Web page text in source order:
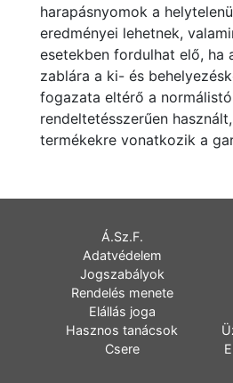
harapásnyomok a
eredményei lehetnek,
esetekben fordulhat elő, ha
zablára a ki- és
fogazata eltérő a
rendeltetésszerűen
termékekre vonatkozik a
Á.Sz.F.
Adatvédelem
Jogszabályok
Rendelés menete
Elállás joga
Hasznos tanácsok
Csere